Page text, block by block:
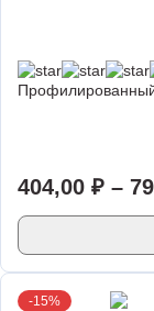
404,00 ₽ –
-15%